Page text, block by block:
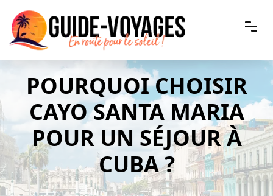
POURQUOI CHOISIR
CAYO SANTA MARIA
POUR UN SÉJOUR À
CUBA ?